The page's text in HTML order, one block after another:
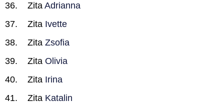
Zita Adrianna
Zita Ivette
Zita Zsofia
Zita Olivia
Zita Irina
Zita Katalin